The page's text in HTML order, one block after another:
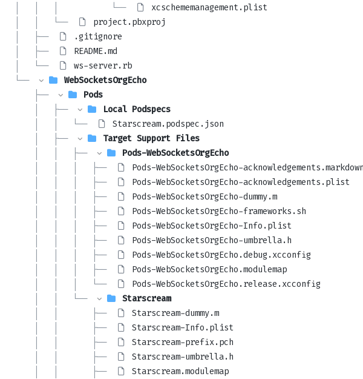
│   │   │   │           └──
xcschememanagement.plist
│   │   │   └──
project.pbxproj
│   │   ├──
.gitignore
│   │   ├──
README.md
│   │   └──
ws-server.rb
│   └──
WebSocketsOrgEcho
│       ├──
Pods
│       │   ├──
Local Podspecs
│       │   │   └──
Starscream.podspec.json
│       │   ├──
Target Support Files
│       │   │   ├──
Pods-WebSocketsOrgEcho
│       │   │   │   ├──
Pods-WebSocketsOrgEcho-
│       │   │   │   ├──
Pods-WebSocketsOrgEcho-acknowledgements.plist
│       │   │   │   ├──
Pods-WebSocketsOrgEcho-dummy.m
│       │   │   │   ├──
Pods-WebSocketsOrgEcho-frameworks.sh
│       │   │   │   ├──
Pods-WebSocketsOrgEcho-Info.plist
│       │   │   │   ├──
Pods-WebSocketsOrgEcho-umbrella.h
│       │   │   │   ├──
Pods-WebSocketsOrgEcho.debug.xcconfig
│       │   │   │   ├──
Pods-WebSocketsOrgEcho.modulemap
│       │   │   │   └──
Pods-WebSocketsOrgEcho.release.xcconfig
│       │   │   └──
Starscream
│       │   │       ├──
Starscream-dummy.m
│       │   │       ├──
Starscream-Info.plist
│       │   │       ├──
Starscream-prefix.pch
│       │   │       ├──
Starscream-umbrella.h
│       │   │       ├──
Starscream.modulemap